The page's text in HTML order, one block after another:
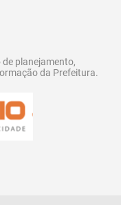
de planejamento,
da Prefeitura.